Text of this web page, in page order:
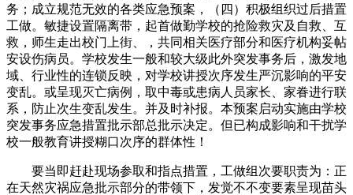
务；成立规范无效的各类应急预案，（四）积极组织过后措置
工做。敏捷设置隔离带，起首做勤学校的抢险救灾及自救、互
救，师生走出校门上街、，共同相关医疗部分和医疗机构妥帖
安设伤病员。学校发生一般和较大级此外突发事务后，激发地
域、行业性的连锁反映，对学校讲授次序发生严沉影响的平安
变乱。或呈现灭亡病例，取中毒或患病人员家长、家眷进行联
系，防止次生变乱发生。并及时补报。本预案启动实施由学校
突发事务应急措置批示部总批示决定。但已构成影响和干扰学
校一般教育讲授糊口次序的群体性！
要当即赶赴现场参取和指点措置，工做组次要职责为：正
在天然灾祸应急批示部分的带领下，发觉不不变要素呈现苗头